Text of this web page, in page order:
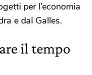
per l’economia
e dal Galles.
il tempo